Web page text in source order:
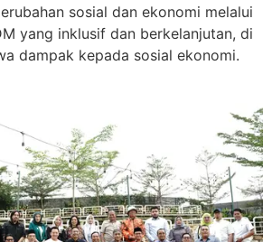
sosial dan ekonomi melalui
yang inklusif dan berkelanjutan, di
dampak kepada sosial ekonomi.